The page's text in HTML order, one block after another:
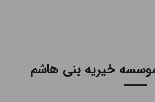
خیریه بنی هاشم